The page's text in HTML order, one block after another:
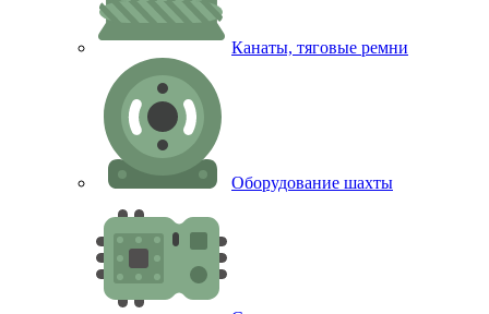
Канаты, тяговые ремни
Оборудование шахты